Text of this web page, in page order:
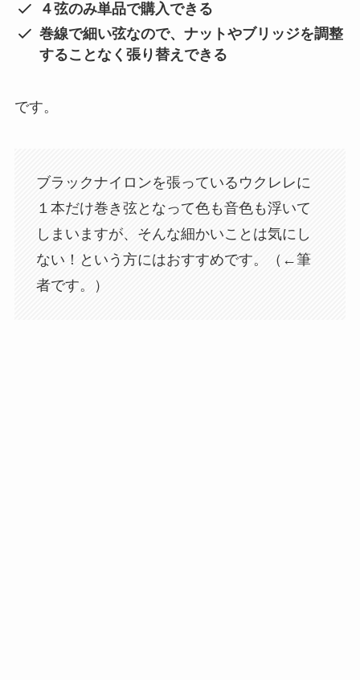
４弦のみ単品で購入できる
巻線で細い弦なので、ナットやブリッジを調整
することなく張り替えできる
です。
ブラックナイロンを張っているウクレレに
１本だけ巻き弦となって色も音色も浮いて
しまいますが、そんな細かいことは気にし
ない！という方にはおすすめです。（←筆
者です。）